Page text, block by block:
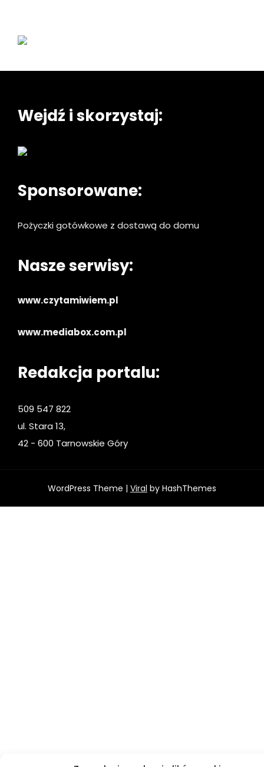
Wejdź i skorzystaj:
Sponsorowane:
Pożyczki gotówkowe z dostawą do domu
Nasze serwisy:
www.czytamiwiem.pl
www.mediabox.com.pl
Redakcja portalu:
509 547 822
ul. Stara 13,
42 - 600 Tarnowskie Góry
WordPress Theme | Viral by HashThemes